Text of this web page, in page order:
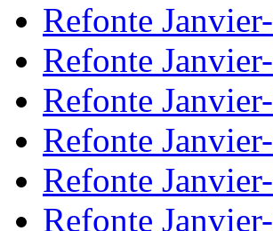
Refonte
Refonte
Refonte
Refonte
Refonte
Refonte